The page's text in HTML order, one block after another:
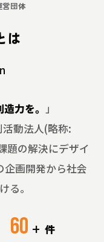
営団体
は
力を。 」
動法人(略称:
題の解決にデザイ
企画開発から社会
る。
60 + 件